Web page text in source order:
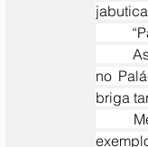
	Assim que Trump anunciou o tarifaço, o presidente Lula gravou um vídeo pegando jabuticabas
no
briga